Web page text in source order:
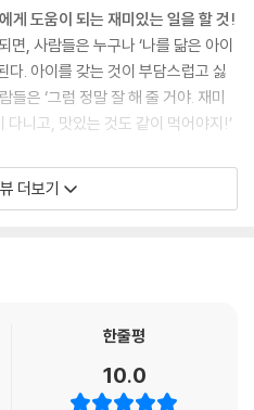
게 도움이 되는 재미있는 일을 할 것!
, 사람들은 누구나 ‘나를 닮은 아이
다. 아이를 갖는 것이 부담스럽고 싫
은 ‘그럼 정말 잘 해 줄 거야. 재미
다니고, 맛있는 것도 같이 먹어야지!’
인 거인 아저씨야말로 준비된 아빠였
이와 무엇을 할지 계획도 다 세워 놓
지만 거인은 마음을 가다듬고 자기
은 거인이 생각했던 것과 전혀 달랐
더보기
한줄평
10.0